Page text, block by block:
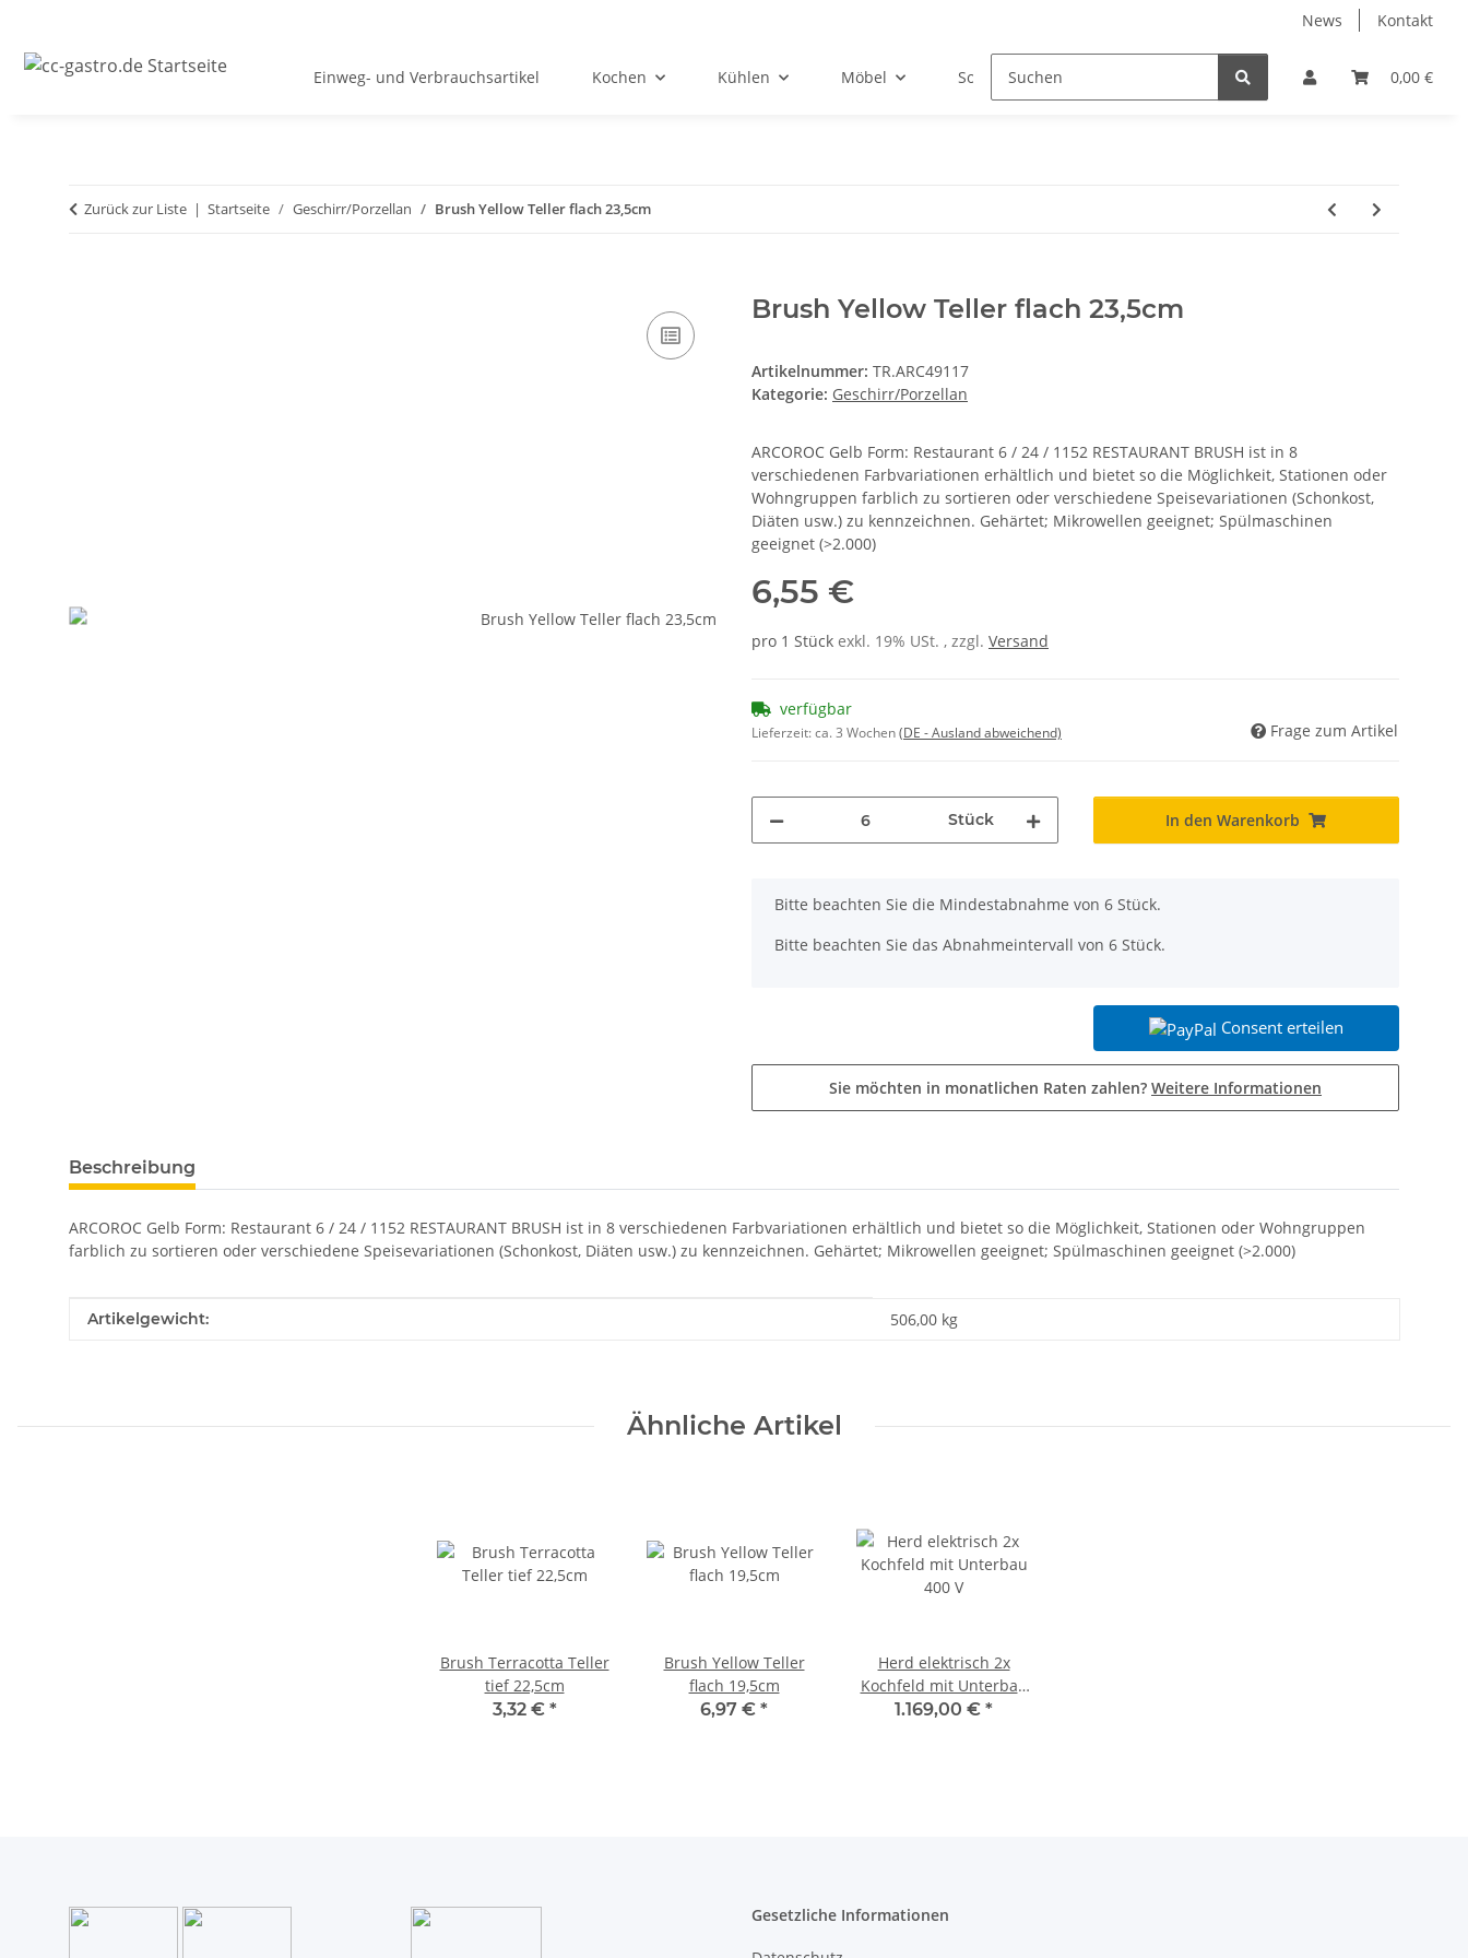
News Kontakt
0,00 €
Einweg- und Verbrauchsartikel Kochen Kühlen Möbel Sonderangebote Systemgeschirr gebraucht
Zurück zur Liste Startseite Geschirr/Porzellan Brush Yellow Teller flach 23,5cm
Brush Yellow Teller flach 23,5cm
Artikelnummer: TR.ARC49117
Kategorie: Geschirr/Porzellan
ARCOROC Gelb Form: Restaurant 6 / 24 / 1152 RESTAURANT BRUSH ist in 8
verschiedenen Farbvariationen erhältlich und bietet so die Möglichkeit, Stationen oder
Wohngruppen farblich zu sortieren oder verschiedene Speisevariationen (Schonkost,
Diäten usw.) zu kennzeichnen. Gehärtet; Mikrowellen geeignet; Spülmaschinen
geeignet (>2.000)
6,55 €
pro 1 Stück exkl. 19% USt. , zzgl. Versand
verfügbar
Lieferzeit:ca. 3 Wochen(DE - Ausland abweichend) Frage zum Artikel
Stück In den Warenkorb
x
Bitte beachten Sie die Mindestabnahme von 6 Stück.
Bitte beachten Sie das Abnahmeintervall von 6 Stück.
Consent erteilen
Sie möchten in monatlichen Raten zahlen? Weitere Informationen
weitere Registerkarten anzeigen
Beschreibung
ARCOROC Gelb Form: Restaurant 6 / 24 / 1152 RESTAURANT BRUSH ist in 8 verschiedenen Farbvariationen erhältlich und bietet so die Möglichkeit, Stationen oder Wohngruppen
farblich zu sortieren oder verschiedene Speisevariationen (Schonkost, Diäten usw.) zu kennzeichnen. Gehärtet; Mikrowellen geeignet; Spülmaschinen geeignet (>2.000)
Produkteigenschaft
Wert
Artikelgewicht: 506,00 kg
Ähnliche Artikel
Brush Terracotta Teller
tief 22,5cm
3,32 € *
Brush Yellow Teller
flach 19,5cm
6,97 € *
Herd elektrisch 2x
Kochfeld mit Unterbau
400 V
1.169,00 € *
Gesetzliche Informationen